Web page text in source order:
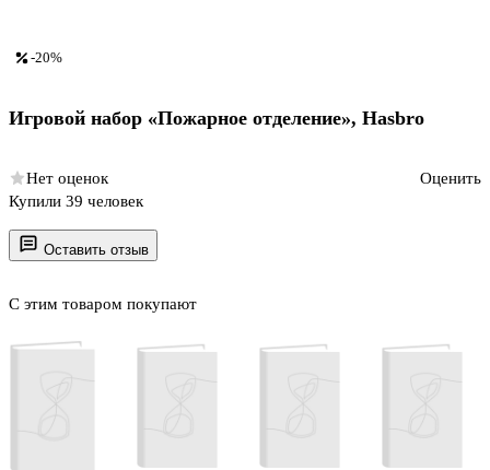
Оставить отзыв
С этим товаром покупают
-20%
Игровой набор «Пожарное отделение», Hasbro
Нет оценок
Оценить
Купили 39 человек